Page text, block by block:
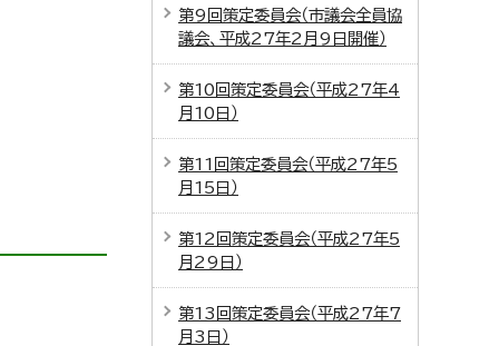
第9回策定委員会（市議会全員協
議会、平成27年2月9日開催）
第10回策定委員会（平成27年4
月10日）
第11回策定委員会（平成27年5
月15日）
第12回策定委員会（平成27年5
月29日）
第13回策定委員会（平成27年7
月3日）